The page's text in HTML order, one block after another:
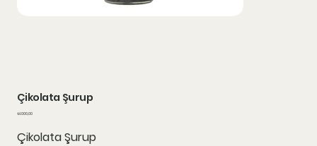
Çikolata Şurup
Fiyat
₺1.000,00
Çikolata Şurup